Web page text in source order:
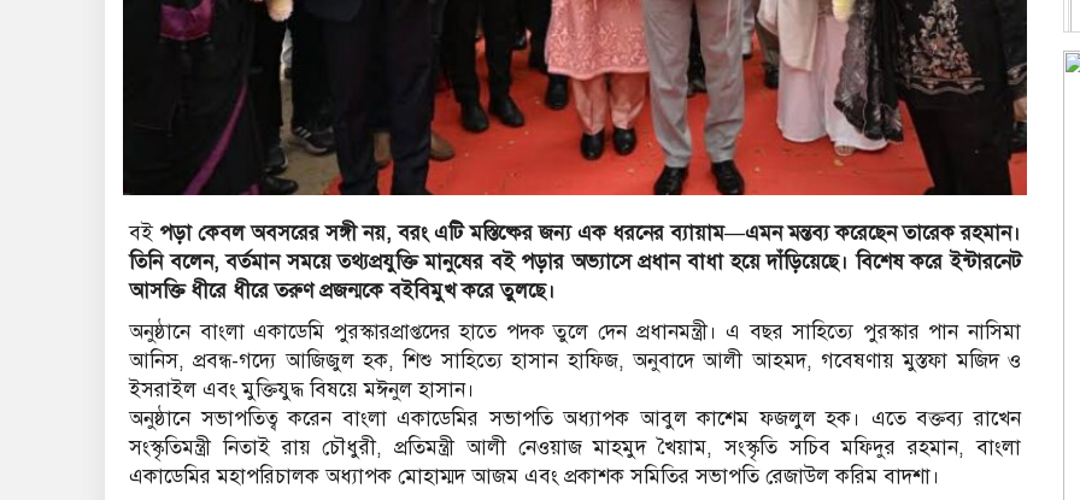
বইপড়া কেবল অবসরের সঙ্গী নয়, বরং এটি মস্তিষ্কের জন্য এক ধরনের ব্যায়াম—এমন মন্তব্য করেছেন তারেক রহমান।
তিনি বলেন, বর্তমান সময়ে তথ্যপ্রযুক্তি মানুষের বই পড়ার অভ্যাসে প্রধান বাধা হয়ে দাঁড়িয়েছে। বিশেষ করে ইন্টারনেট
আসক্তি ধীরে ধীরে তরুণ প্রজন্মকে বইবিমুখ করে তুলছে।
অনুষ্ঠানে বাংলা একাডেমি পুরস্কারপ্রাপ্তদের হাতে পদক তুলে দেন প্রধানমন্ত্রী। এ বছর সাহিত্যে পুরস্কার পান নাসিমা
আনিস, প্রবন্ধ-গদ্যে আজিজুল হক, শিশু সাহিত্যে হাসান হাফিজ, অনুবাদে আলী আহমদ, গবেষণায় মুস্তফা মজিদ ও
ইসরাইল এবং মুক্তিযুদ্ধ বিষয়ে মঈনুল হাসান।
অনুষ্ঠানে সভাপতিত্ব করেন বাংলা একাডেমির সভাপতি অধ্যাপক আবুল কাশেম ফজলুল হক। এতে বক্তব্য রাখেন
সংস্কৃতিমন্ত্রী নিতাই রায় চৌধুরী, প্রতিমন্ত্রী আলী নেওয়াজ মাহমুদ খৈয়াম, সংস্কৃতি সচিব মফিদুর রহমান, বাংলা
একাডেমির মহাপরিচালক অধ্যাপক মোহাম্মদ আজম এবং প্রকাশক সমিতির সভাপতি রেজাউল করিম বাদশা।